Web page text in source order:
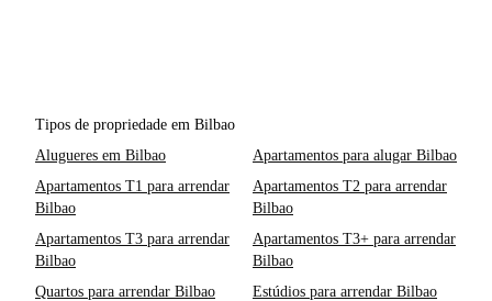
Tipos de propriedade em Bilbao
Alugueres em Bilbao
Apartamentos para alugar Bilbao
Apartamentos T1 para arrendar
Bilbao
Apartamentos T2 para arrendar
Bilbao
Apartamentos T3 para arrendar
Bilbao
Apartamentos T3+ para arrendar
Bilbao
Quartos para arrendar Bilbao
Estúdios para arrendar Bilbao